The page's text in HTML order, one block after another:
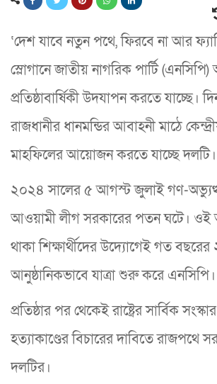
‘দেশ যাবে নতুন পথে, ফিরবে না আর
স্লোগানে জাতীয় নাগরিক পার্টি
প্রতিষ্ঠাবার্ষিকী উদযাপন করতে যাচ্ছে।
রাজধানীর ধানমন্ডির আবাহনী মাঠে
মাহফিলের আয়োজন করতে যাচ্ছে দলটি।
২০২৪ সালের ৫ আগস্ট জুলাই গণ-
আওয়ামী লীগ সরকারের পতন ঘটে। ওই
থাকা শিক্ষার্থীদের উদ্যোগেই গত বছরের
আনুষ্ঠানিকভাবে যাত্রা শুরু করে এনসিপি।
প্রতিষ্ঠার পর থেকেই রাষ্ট্রের সার্বিক
হত্যাকাণ্ডের বিচারের দাবিতে রাজপথে
দলটির।